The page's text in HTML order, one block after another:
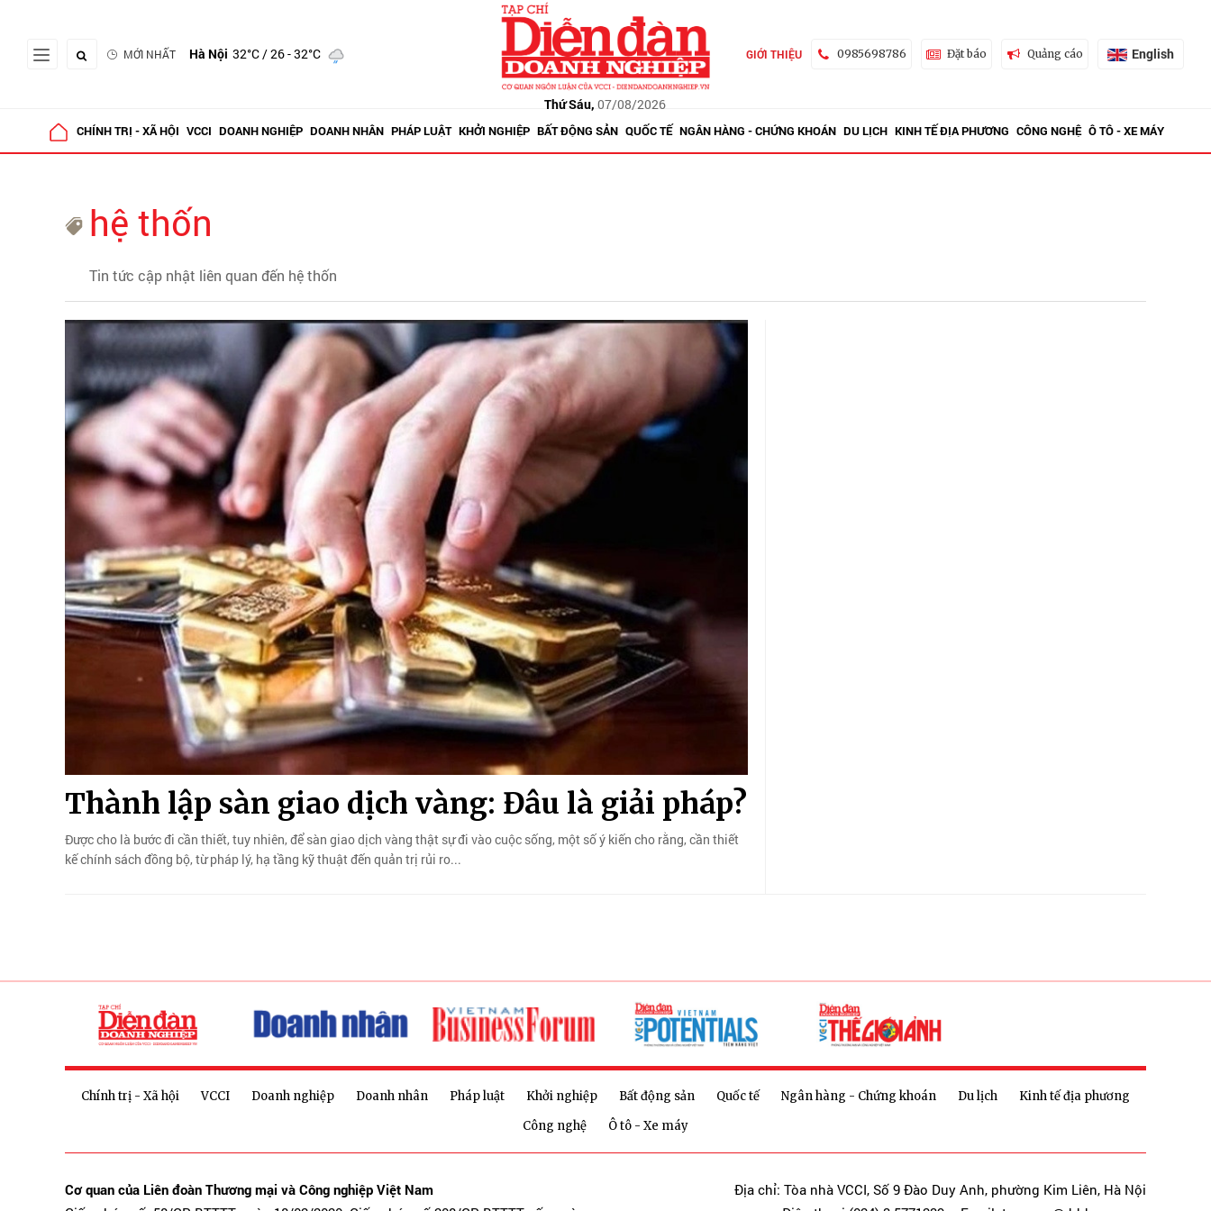
MỚI NHẤT Hà Nội 32°C/ 26 - 32°C
Thứ Sáu, 07/08/2026
GIỚI THIỆU 0985698786 Đặt báo Quảng cáo English
CHÍNH TRỊ - XÃ HỘI VCCI DOANH NGHIỆP DOANH NHÂN PHÁP LUẬT KHỞI NGHIỆP BẤT ĐỘNG SẢN QUỐC TẾ NGÂN HÀNG - CHỨNG KHOÁN DU LỊCH KINH TẾ ĐỊA PHƯƠNG CÔNG NGHỆ Ô TÔ - XE MÁY
hệ thốn
Tin tức cập nhật liên quan đến hệ thốn
Thành lập sàn giao dịch vàng: Đâu là giải pháp?
Được cho là bước đi cần thiết, tuy nhiên, để sàn giao dịch vàng thật sự đi vào cuộc sống, một số ý kiến cho rằng, cần thiết
kế chính sách đồng bộ, từ pháp lý, hạ tầng kỹ thuật đến quản trị rủi ro...
Chính trị - Xã hội VCCI Doanh nghiệp Doanh nhân Pháp luật Khởi nghiệp Bất động sản Quốc tế Ngân hàng - Chứng khoán Du lịch
Kinh tế địa phương
Công nghệ
Ô tô - Xe máy
Cơ quan của Liên đoàn Thương mại và Công nghiệp Việt Nam
Địa chỉ: Tòa nhà VCCI, Số 9 Đào Duy Anh, phường Kim Liên, Hà Nội